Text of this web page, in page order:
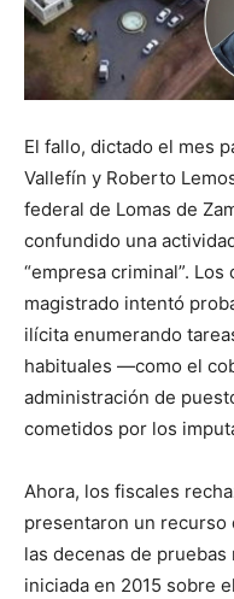
El fallo, dictado el mes
Vallefín y Roberto
federal de Lomas de
confundido una
“empresa criminal”.
magistrado intentó
ilícita enumerando
habituales —como el
administración de
cometidos por los
Ahora, los fiscales
presentaron un recurso
las decenas de
iniciada en 2015 sobre